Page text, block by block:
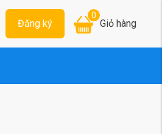
Đăng ký
0
Giỏ hàng